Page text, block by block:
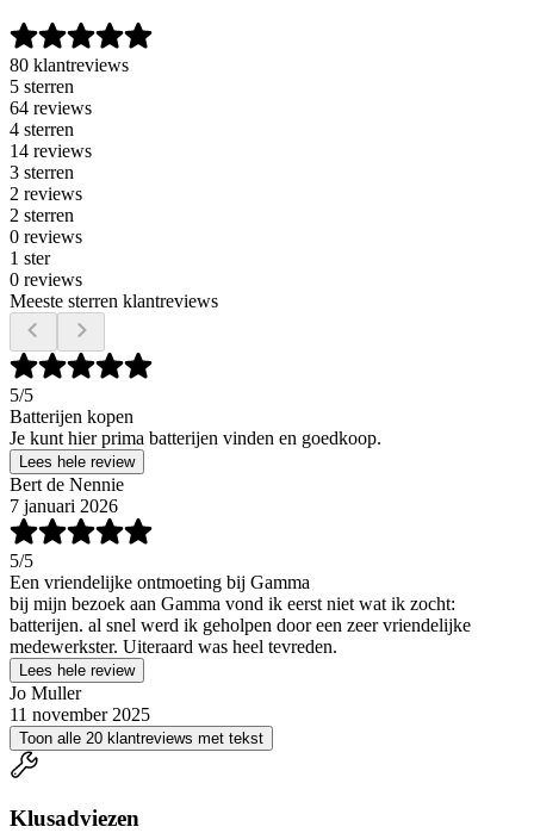
80 klantreviews
5 sterren
64 reviews
4 sterren
14 reviews
3 sterren
2 reviews
2 sterren
0 reviews
1 ster
0 reviews
Meeste sterren klantreviews
5/5
Batterijen kopen
Je kunt hier prima batterijen vinden en goedkoop.
Lees hele review
Bert de Nennie
7 januari 2026
5/5
Een vriendelijke ontmoeting bij Gamma
bij mijn bezoek aan Gamma vond ik eerst niet wat ik zocht:
batterijen. al snel werd ik geholpen door een zeer vriendelijke
medewerkster. Uiteraard was heel tevreden.
Lees hele review
Jo Muller
11 november 2025
Toon alle 20 klantreviews met tekst
Klusadviezen